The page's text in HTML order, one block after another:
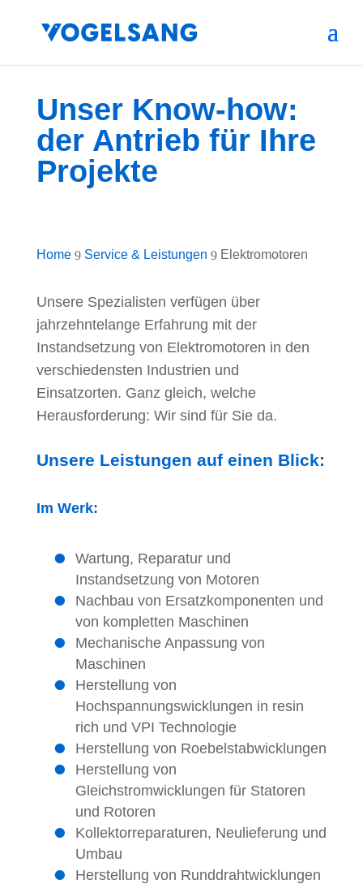
Unser Know-how:
der Antrieb für Ihre
Projekte
Home 9 Service & Leistungen 9 Elektromotoren
Unsere Spezialisten verfügen über
jahrzehntelange Erfahrung mit der
Instandsetzung von Elektromotoren in den
verschiedensten Industrien und
Einsatzorten. Ganz gleich, welche
Herausforderung: Wir sind für Sie da.
Unsere Leistungen auf einen Blick:
Im Werk:
Wartung, Reparatur und
Instandsetzung von Motoren
Nachbau von Ersatzkomponenten und
von kompletten Maschinen
Mechanische Anpassung von
Maschinen
Herstellung von
Hochspannungswicklungen in resin
rich und VPI Technologie
Herstellung von Roebelstabwicklungen
Herstellung von
Gleichstromwicklungen für Statoren
und Rotoren
Kollektorreparaturen, Neulieferung und
Umbau
Herstellung von Runddrahtwicklungen